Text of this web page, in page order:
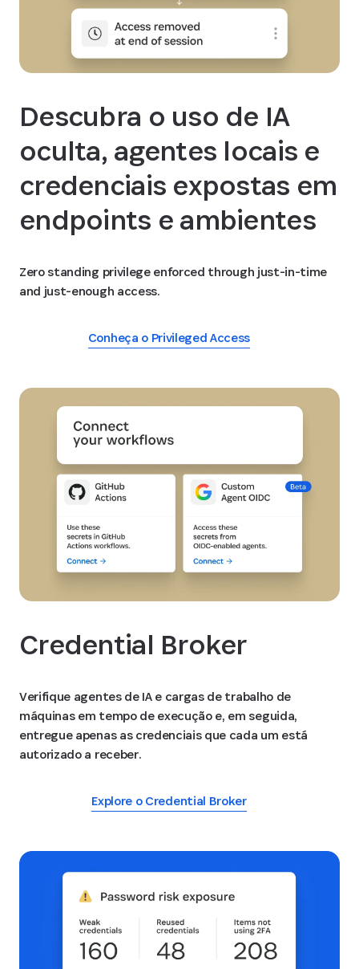
Descubra o uso de IA
oculta, agentes locais e
credenciais expostas em
endpoints e ambientes
Zero standing privilege enforced through just-in-time
and just-enough access.
Conheça o Privileged Access
Credential Broker
Verifique agentes de IA e cargas de trabalho de
máquinas em tempo de execução e, em seguida,
entregue apenas as credenciais que cada um está
autorizado a receber.
Explore o Credential Broker